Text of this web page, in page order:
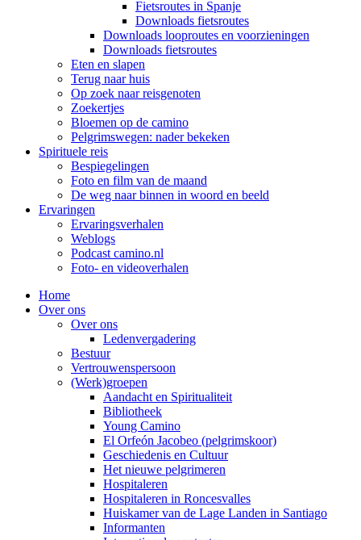
Fietsroutes in Spanje
Downloads fietsroutes
Downloads looproutes en voorzieningen
Downloads fietsroutes
Eten en slapen
Terug naar huis
Op zoek naar reisgenoten
Zoekertjes
Bloemen op de camino
Pelgrimswegen: nader bekeken
Spirituele reis
Bespiegelingen
Foto en film van de maand
De weg naar binnen in woord en beeld
Ervaringen
Ervaringsverhalen
Weblogs
Podcast camino.nl
Foto- en videoverhalen
Home
Over ons
Over ons
Ledenvergadering
Bestuur
Vertrouwenspersoon
(Werk)groepen
Aandacht en Spiritualiteit
Bibliotheek
Young Camino
El Orfeón Jacobeo (pelgrimskoor)
Geschiedenis en Cultuur
Het nieuwe pelgrimeren
Hospitaleren
Hospitaleren in Roncesvalles
Huiskamer van de Lage Landen in Santiago
Informanten